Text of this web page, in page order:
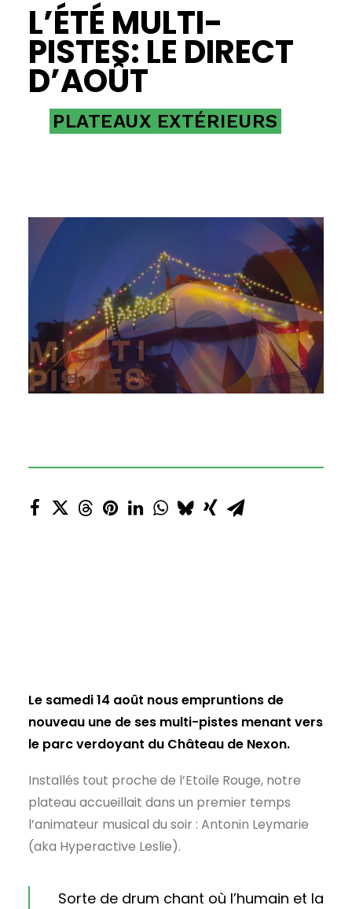
L’ÉTÉ MULTI-
PISTES: LE DIRECT
D’AOÛT
PLATEAUX EXTÉRIEURS
Le samedi 14 août nous empruntions de
nouveau une de ses multi-pistes menant vers
le parc verdoyant du Château de Nexon.
Installés tout proche de l’Etoile Rouge, notre
plateau accueillait dans un premier temps
l’animateur musical du soir : Antonin Leymarie
(aka Hyperactive Leslie).
Sorte de drum chant où l’humain et la